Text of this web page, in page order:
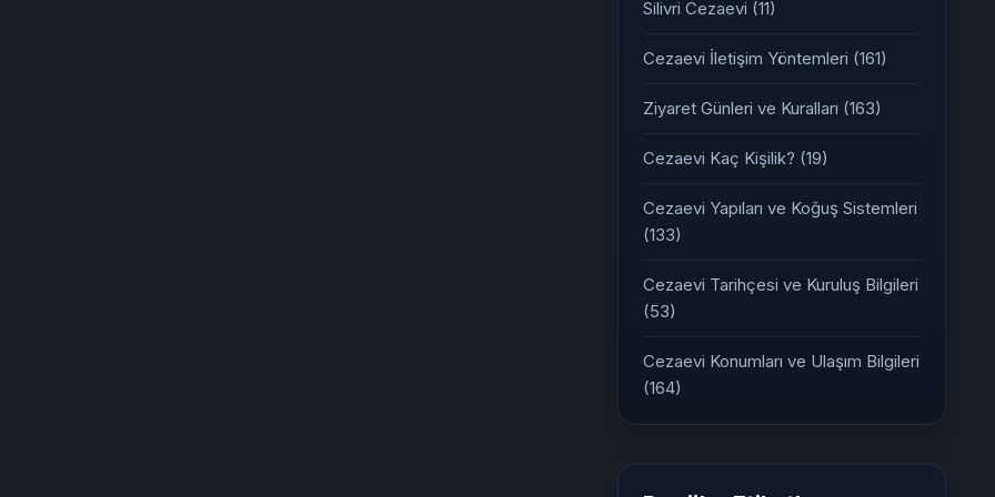
Silivri Cezaevi (11)
Cezaevi İletişim Yöntemleri (161)
Ziyaret Günleri ve Kuralları (163)
Cezaevi Kaç Kişilik? (19)
Cezaevi Yapıları ve Koğuş Sistemleri
(133)
Cezaevi Tarihçesi ve Kuruluş Bilgileri
(53)
Cezaevi Konumları ve Ulaşım Bilgileri
(164)